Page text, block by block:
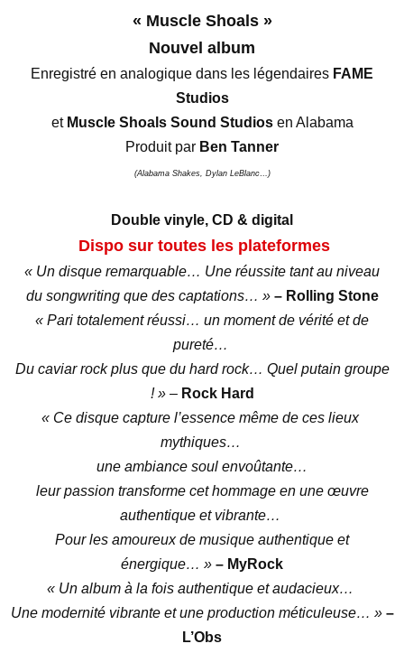
« Muscle Shoals »
Nouvel album
Enregistré en analogique dans les légendaires FAME
Studios
et Muscle Shoals Sound Studios en Alabama
Produit par Ben Tanner
(Alabama Shakes, Dylan LeBlanc…)
Double vinyle, CD & digital
Dispo sur toutes les plateformes
« Un disque remarquable… Une réussite tant au niveau
du songwriting que des captations… » – Rolling Stone
« Pari totalement réussi… un moment de vérité et de
pureté…
Du caviar rock plus que du hard rock… Quel putain groupe
! » – Rock Hard
« Ce disque capture l’essence même de ces lieux
mythiques…
une ambiance soul envoûtante…
leur passion transforme cet hommage en une œuvre
authentique et vibrante…
Pour les amoureux de musique authentique et
énergique… » – MyRock
« Un album à la fois authentique et audacieux…
Une modernité vibrante et une production méticuleuse… » –
L’Obs